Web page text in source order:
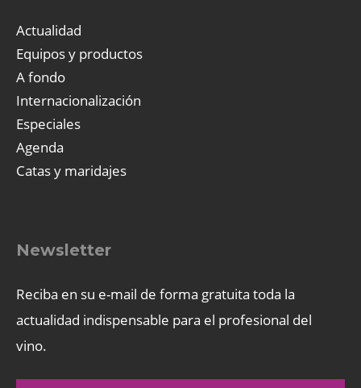
Actualidad
Equipos y productos
A fondo
Internacionalización
Especiales
Agenda
Catas y maridajes
Newsletter
Reciba en su e-mail de forma gratuita toda la
actualidad indispensable para el profesional del
vino.